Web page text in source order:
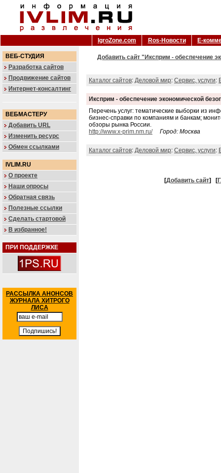
IgroZone.com Ros-Новости Е-
ВЕБ-СТУДИЯ
Разработка сайтов
Продвижение сайтов
Интернет-консалтинг
ВЕБМАСТЕРУ
Добавить URL
Изменить ресурс
Обмен ссылками
IVLIM.RU
О проекте
Наши опросы
Обратная связь
Полезные ссылки
Сделать стартовой
В избранное!
ПРИ ПОДДЕРЖКЕ
РАССЫЛКА АНОНСОВ
ЖУРНАЛА ХИТРОГО
ЛИСА
Добавить сайт "Иксприм - обеспечение
Каталог сайтов: Деловой мир: Сервис, услуги:
Иксприм - обеспечение экономической
Перечень услуг: тематические выборки из
бизнес-справки по компаниям и банкам;
обзоры рынка России.
http://www.x-prim.nm.ru/
Город: Москва
Каталог сайтов: Деловой мир: Сервис, услуги:
[Добавить сайт] [